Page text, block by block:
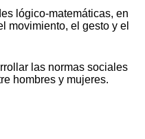
lógico-matemáticas, en
movimiento, el gesto y el
las normas sociales
hombres y mujeres.